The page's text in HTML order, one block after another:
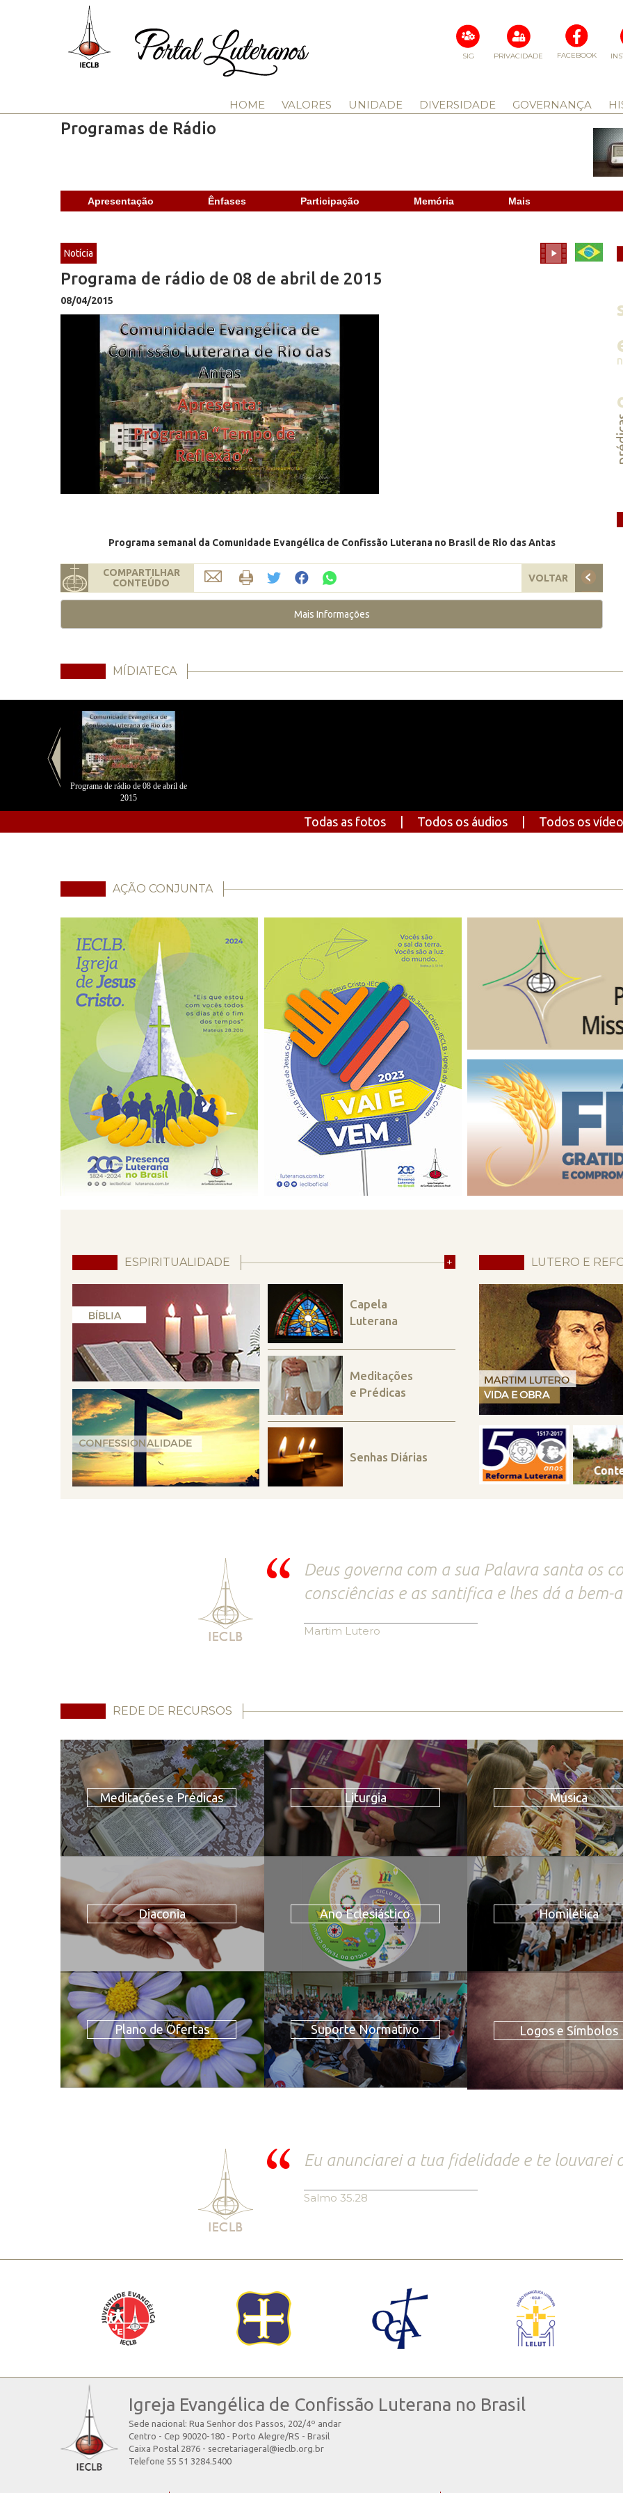
FACEBOOK
PRIVACIDADE
SIG
HOME VALORES UNIDADE DIVERSIDADE GOVERNANÇA
Programas de Rádio
Apresentação Ênfases Participação Memória Mais
Notícia
Programa de rádio de 08 de abril de 2015
08/04/2015
Programa semanal da Comunidade Evangélica de Confissão Luterana no Brasil de Rio das Antas
COMPARTILHAR
CONTEÚDO
VOLTAR
Mais Informações
MÍDIATECA
Programa de rádio de 08 de abril de
2015
Todas as fotos Todos os áudios Todos os
AÇÃO CONJUNTA
ESPIRITUALIDADE +
Capela
Luterana
Meditações
e Prédicas
Senhas Diárias
LUTERO E
Deus governa com a sua Palavra santa os
consciências e as santifica e lhes dá a bem-
Martim Lutero
REDE DE RECURSOS
Meditações e Prédicas Liturgia Música
Diaconia Ano Eclesiástico Homilética
Plano de Ofertas Suporte Normativo Logos e Símbolos
Eu anunciarei a tua fidelidade e te louvarei
Salmo 35.28
Igreja Evangélica de Confissão Luterana no Brasil
Sede nacional: Rua Senhor dos Passos, 202/4º andar
Centro - Cep 90020-180 - Porto Alegre/RS - Brasil
Caixa Postal 2876 - secretariageral@ieclb.org.br
Telefone 55 51 3284.5400